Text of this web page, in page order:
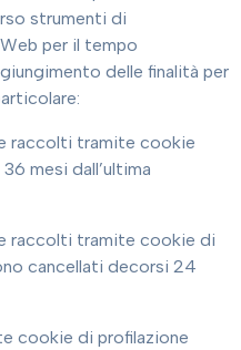
strumenti di
per il tempo
delle finalità per
raccolti tramite cookie
mesi dall’ultima
raccolti tramite cookie di
cancellati decorsi 24
cookie di profilazione